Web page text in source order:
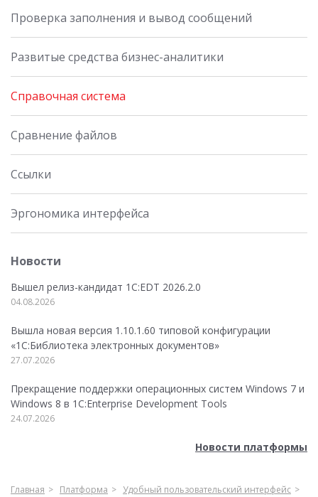
Проверка заполнения и вывод сообщений
Развитые средства бизнес-аналитики
Справочная система
Сравнение файлов
Ссылки
Эргономика интерфейса
Новости
Вышел релиз-кандидат 1C:EDT 2026.2.0
04.08.2026
Вышла новая версия 1.10.1.60 типовой конфигурации
«1С:Библиотека электронных документов»
27.07.2026
Прекращение поддержки операционных систем Windows 7 и
Windows 8 в 1C:Enterprise Development Tools
24.07.2026
Новости платформы
Главная Платформа
Удобный пользовательский интерфейс